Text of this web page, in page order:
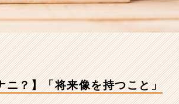
グ
ル
イ
ム
ニ？】「将来像を持つこと」